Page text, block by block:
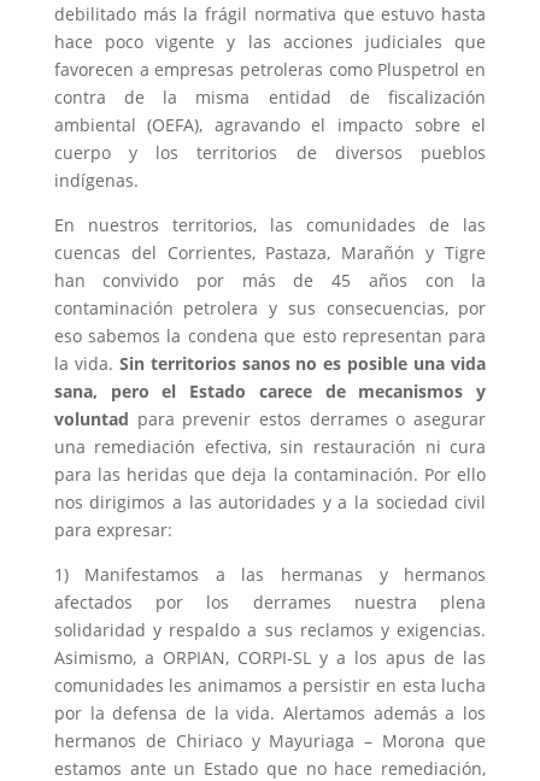
debilitado más la frágil normativa que estuvo hasta
hace poco vigente y las acciones judiciales que
favorecen a empresas petroleras como Pluspetrol en
contra de la misma entidad de fiscalización
ambiental (OEFA), agravando el impacto sobre el
cuerpo y los territorios de diversos pueblos
indígenas.
En nuestros territorios, las comunidades de las
cuencas del Corrientes, Pastaza, Marañón y Tigre
han convivido por más de 45 años con la
contaminación petrolera y sus consecuencias, por
eso sabemos la condena que esto representan para
la vida. Sin territorios sanos no es posible una vida
sana, pero el Estado carece de mecanismos y
voluntad para prevenir estos derrames o asegurar
una remediación efectiva, sin restauración ni cura
para las heridas que deja la contaminación. Por ello
nos dirigimos a las autoridades y a la sociedad civil
para expresar:
1) Manifestamos a las hermanas y hermanos
afectados por los derrames nuestra plena
solidaridad y respaldo a sus reclamos y exigencias.
Asimismo, a ORPIAN, CORPI-SL y a los apus de las
comunidades les animamos a persistir en esta lucha
por la defensa de la vida. Alertamos además a los
hermanos de Chiriaco y Mayuriaga – Morona que
estamos ante un Estado que no hace remediación,